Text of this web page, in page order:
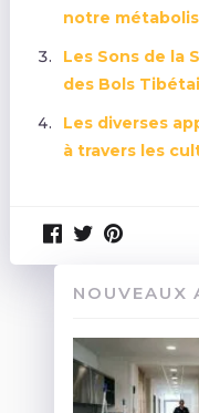
notre
Les Sons de la
des Bols
Les diverses
à travers les
NOUVEAUX